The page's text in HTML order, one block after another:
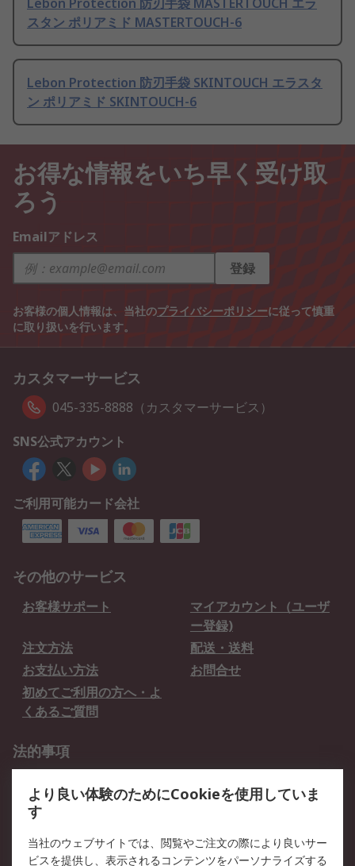
Lebon Protection 防刃手袋 MASTERTOUCH エラ
スタン ポリアミド MASTERTOUCH-6
Lebon Protection 防刃手袋 SKINTOUCH エラスタ
ン ポリアミド SKINTOUCH-6
お得な情報をいち早く受け取
ろう
Emailアドレス
登録
お客様の個人情報は、当社のプライバシーポリシーに従って慎重
に取り扱いを行います。
カスタマーサービス
045-335-8888（カスタマーサービス）
SNS公式アカウント
ご利用可能カード会社
その他のサービス
お客様サポート
マイアカウント（ユーザ
ー登録)
注文方法
配送・送料
お支払い方法
お問合せ
初めてご利用の方へ・よ
くあるご質問
法的事項
クッキーポリシー
RSについて
より良い体験のためにCookieを使用していま
す
当社のウェブサイトでは、閲覧やご注文の際により良いサー
ビスを提供し、表示されるコンテンツをパーソナライズする